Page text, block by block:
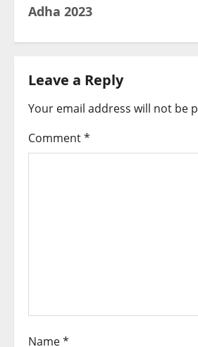
s
n
v
o
Adha 2023
Leave a Reply
Your email address will not be
Comment*
Name*